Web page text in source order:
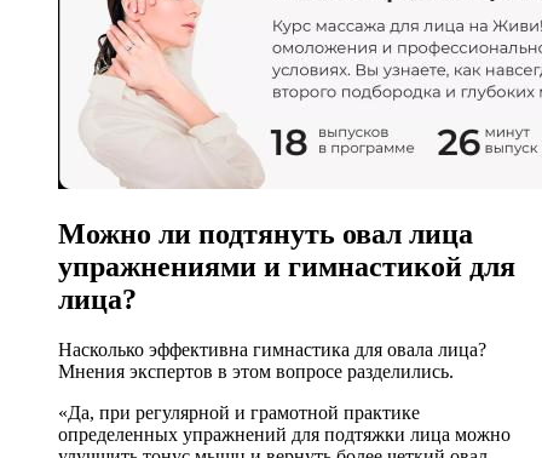
Можно ли подтянуть овал лица
упражнениями и гимнастикой для
лица?
Насколько эффективна гимнастика для овала лица?
Мнения экспертов в этом вопросе разделились.
«Да, при регулярной и грамотной практике
определенных упражнений для подтяжки лица можно